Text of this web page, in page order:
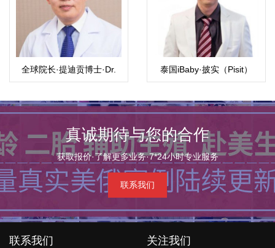
全球院长·提迪贡博士·Dr.
Thitikorn wanichkul M.D
泰国iBaby·披实（Pisit）
真诚期待与您的合作
获取报价·了解更多业务·7*24小时专业服务
联系我们
联系我们 关注我们